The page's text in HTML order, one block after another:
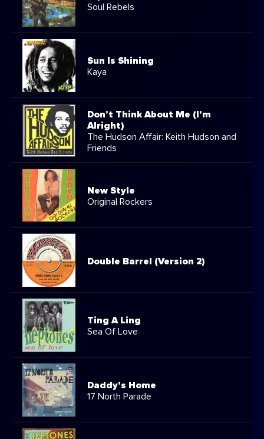
Soul Rebels
Sun Is Shining
Kaya
Don't Think About Me (I'm
Alright)
The Hudson Affair: Keith Hudson and
Friends
New Style
Original Rockers
Double Barrel (Version 2)
Ting A Ling
Sea Of Love
Daddy's Home
17 North Parade